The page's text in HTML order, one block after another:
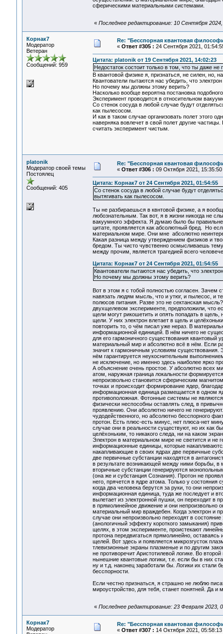
сферическими материальными системами.
« Последнее редактирование: 10 Сентября
Корнак7
Модератор
Ветеран
Сообщений: 959
Re: "Бесспорная квантовая
« Ответ #305 : 24 Сентября 2021,
Цитата: platonik от 19 Сентября 2021, 14:02:23
Недостаток состоит только в том, что ты даже
В квантовой физике я, признаться, не силен, но,
Квантователи пытаются нас убедить, что
Но почему мы должны этому верить?
Насколько вообще вероятна постановка
Эксперимент проводится в относительном
Со стенок сосуда в любой случае будут
как пылесосом.
И как в таком случае организовать полет этого
наверняка вовлечет в свой полет другие
считать эксперимент чистым.
platonik
Модератор своей темы
Постоялец
Сообщений: 405
Re: "Бесспорная квантовая
« Ответ #306 : 09 Октября 2021, 15:35:50
Цитата: Корнак7 от 24 Сентября 2021, 01:54:55
Со стенок сосуда в любой случае будут
вытягивать как пылесосом.
Ты не разбираешься в квнтовой физике, а я
любознательным. Так вот, я в жизни никогда не
вакуумного эффекта. Я думаю было бы
цитате, проявляется как абсолютный бред. Но
материальном мире. Они мне абсолютно
Какая разница между утверждением физиков и
бредом. Ты чисто чувственно осмысливаешь
между прочим, является трагедией всего
Цитата: Корнак7 от 24 Сентября 2021, 01:54:55
Квантователи пытаются нас убедить, что
Но почему мы должны этому верить?
Вот в этом я с тобой полностью согласен. Зачем
навязать людям мысль, что и утюг, и пылесос, и
полюсов питания. Разве это не сектанская
двухщелевом эксперименте, предположили, что
щели могут рикошетить и опять попадать в щель,
щели. У них электрон влетает в щель и
повторить то, о чём писал уже нераз. В
информационной единицей. В нём ничего не
для его гармоничного существования квантовый
материальный мир и абсолютно всё в нём. Если
значит к гармоничным условиям существования.
нём гарантируется неукоснительным
не исключение, но именно здесь наиболее ярко
А объяснение очень простое. У абсолютно всех
атом, наружная граница локальности
непроизвольно становится сферическим
точках и происходит формирование ядер,
информационная единица размещается в одном
противоположная. Фотонные системы не
физически неспособны оставлять след, в
проявлению. Они абсолютно ничего не
чудодейственного, но абсолютно бесспорного
протон. Есть плюс-есть минус, нет плюса-нет
случае они в реальности существуют, но их как
целёхоньким, то никакого следа, ни на каком
Электрон в материальном мире не светится и не
информационные единицы, которые
накапливающие в своих ядрах две первичные
две первичные субстанции находятся в
в результате возникающей между ними борьбы, в
вторичные субстанции генерируются
(она же и субстанция Сознания). Протон не
него, прячется в ядре атома. Только у
когда два человека берутся за руки, то они
информационная единица, туда же последует и
вылетает из электронной пушки, он переходит в
в прямолинейное движение и они непроизвольно
материальный мир враждебен. Когда электрон и
случае они непроизвольно переходят в
(анологичный эффекту короткого замыкания)
щелях, в этом эксперименте, проистекают
протона передвигаться прямолинейно,
щелей. Вот здесь и появляется микрозгусток
тлевизионные экраны плазменые и по другим
не противоречит Аристотилевой логике. Во
нынешние квантовые логики, т.е. если бы в них
ну и т.д. наконец заработали бы. Логики их
бесспорности.
Если честно признаться, я страшно не люблю
мироустройство, для тебя, станет понятней. Да
« Последнее редактирование: 23 Февраля 2023,
Корнак7
Модератор
Re: "Бесспорная квантовая
« Ответ #307 : 14 Октября 2021, 05:58:13